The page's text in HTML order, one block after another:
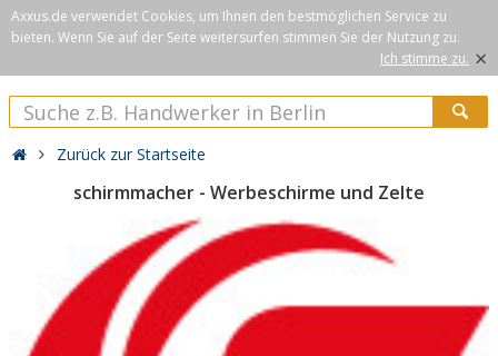
Axxus.de verwendet Cookies, um Ihnen den bestmöglichen Service zu
bieten. Wenn Sie auf der Seite weitersurfen stimmen Sie der Nutzung zu.
Ich stimme zu. ×
Zurück zur Startseite
schirmmacher - Werbeschirme und Zelte